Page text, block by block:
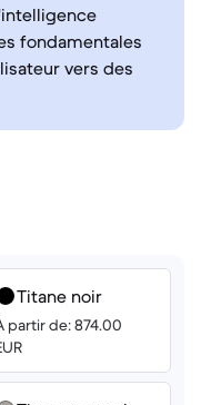
fondamentales
vers des
Titane noir
partir de: 874.00